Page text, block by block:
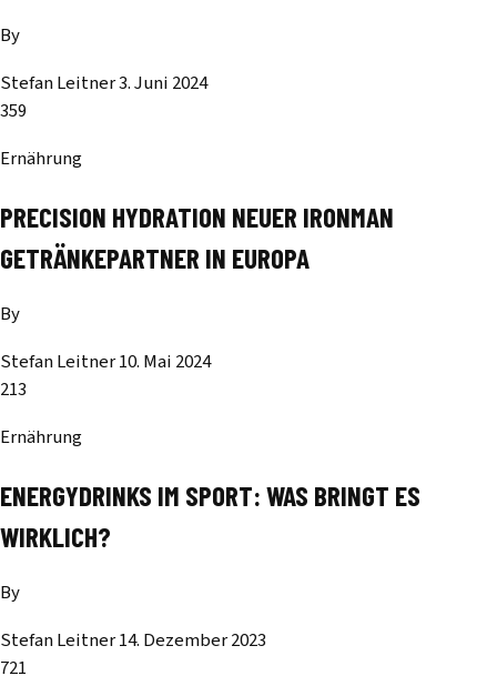
By
Stefan Leitner3. Juni 2024
359
Ernährung
PRECISION HYDRATION NEUER IRONMAN
GETRÄNKEPARTNER IN EUROPA
By
Stefan Leitner10. Mai 2024
213
Ernährung
ENERGYDRINKS IM SPORT: WAS BRINGT ES
WIRKLICH?
By
Stefan Leitner14. Dezember 2023
721